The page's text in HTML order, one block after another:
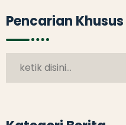
Pencarian Khusus